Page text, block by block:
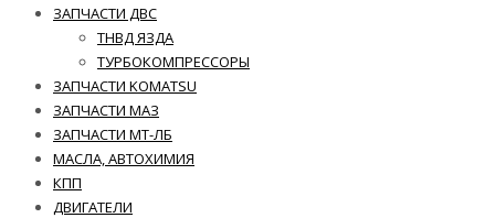
ЗАПЧАСТИ ДВС
ТНВД ЯЗДА
ТУРБОКОМПРЕССОРЫ
ЗАПЧАСТИ KOMATSU
ЗАПЧАСТИ МАЗ
ЗАПЧАСТИ МТ-ЛБ
МАСЛА, АВТОХИМИЯ
КПП
ДВИГАТЕЛИ